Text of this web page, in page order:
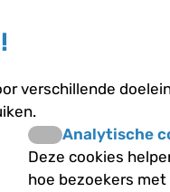
verschillende
Analytische
Deze cookies
hoe bezoekers